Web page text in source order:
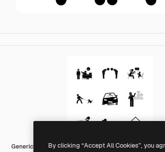
Generic OthersBy clicking “Accept All Cookies”, you